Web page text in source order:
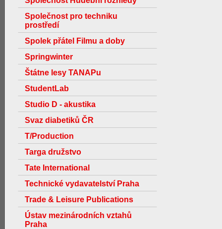
Společnost pro techniku
prostředí
Spolek přátel Filmu a doby
Springwinter
Štátne lesy TANAPu
StudentLab
Studio D - akustika
Svaz diabetiků ČR
T/Production
Targa družstvo
Tate International
Technické vydavatelství Praha
Trade & Leisure Publications
Ústav mezinárodních vztahů
Praha